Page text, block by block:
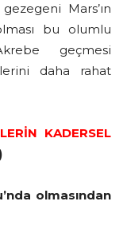
Mars’ın
bu olumlu
geçmesi
daha rahat
KADERSEL
olmasından